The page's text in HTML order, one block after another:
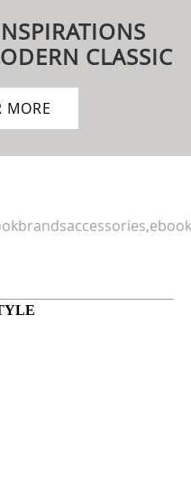
CLASSIC
MORE